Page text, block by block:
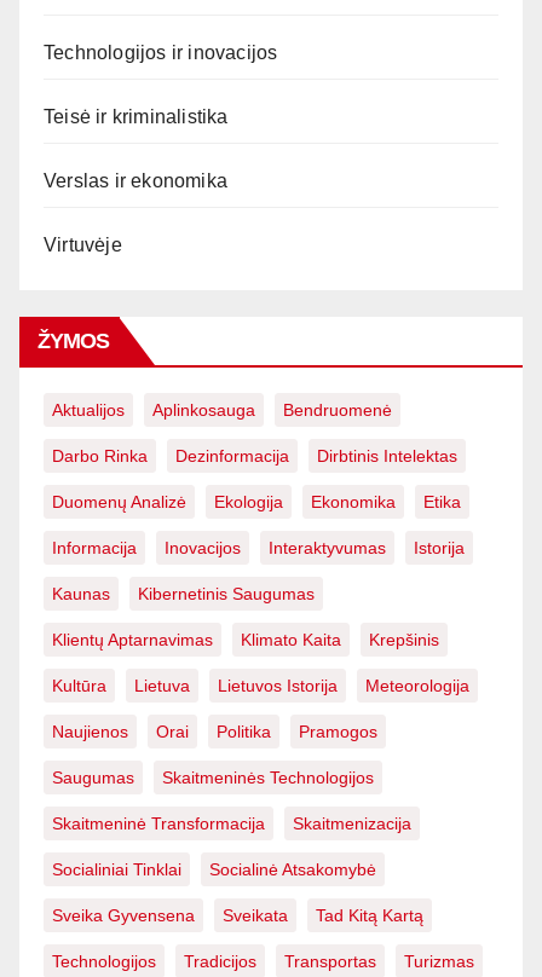
Technologijos ir inovacijos
Teisė ir kriminalistika
Verslas ir ekonomika
Virtuvėje
ŽYMOS
Aktualijos Aplinkosauga Bendruomenė
Darbo Rinka Dezinformacija Dirbtinis Intelektas
Duomenų Analizė Ekologija Ekonomika Etika
Informacija Inovacijos Interaktyvumas Istorija
Kaunas Kibernetinis Saugumas
Klientų Aptarnavimas Klimato Kaita Krepšinis
Kultūra Lietuva Lietuvos Istorija Meteorologija
Naujienos Orai Politika Pramogos
Saugumas Skaitmeninės Technologijos
Skaitmeninė Transformacija Skaitmenizacija
Socialiniai Tinklai Socialinė Atsakomybė
Sveika Gyvensena Sveikata Tad Kitą Kartą
Technologijos Tradicijos Transportas Turizmas